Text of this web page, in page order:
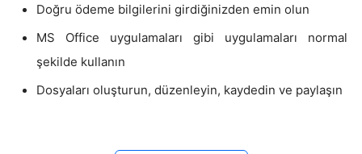
Doğru ödeme bilgilerini girdiğinizden emin olun
MS Office uygulamaları gibi uygulamaları normal
şekilde kullanın
Dosyaları oluşturun, düzenleyin, kaydedin ve paylaşın